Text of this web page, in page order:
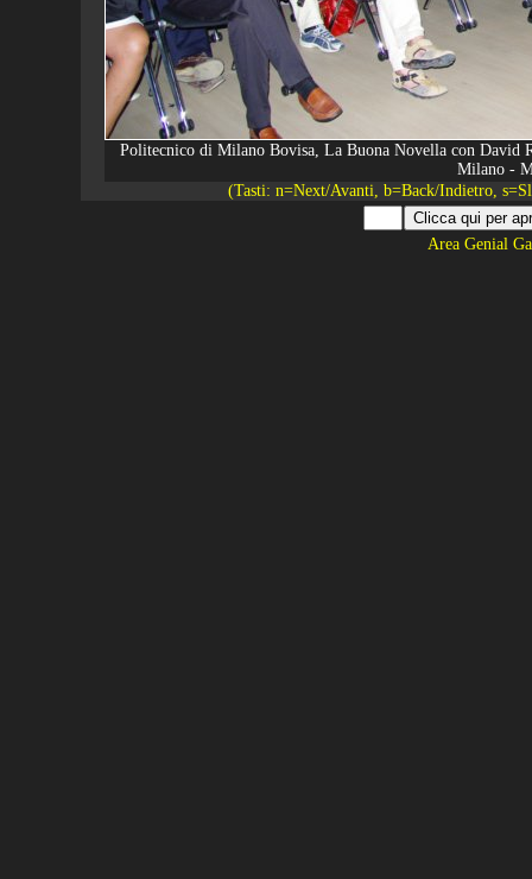
Politecnico di Milano Bovisa, La Buona Novella con David
Milano -
(Tasti: n=Next/Avanti, b=Back/Indietro,
Area Genial